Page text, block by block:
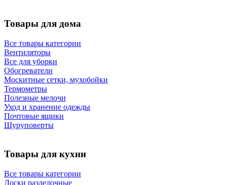
Товары для дома
Все товары категории
Вентиляторы
Все для уборки
Обогреватели
Москитные сетки, мухобойки
Термометры
Полезные мелочи
Уход и хранение одежды
Почтовые ящики
Шуруповерты
Товары для кухни
Все товары категории
Доски разделочные